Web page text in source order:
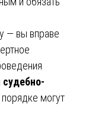
— вы вправе
судебно-
могут